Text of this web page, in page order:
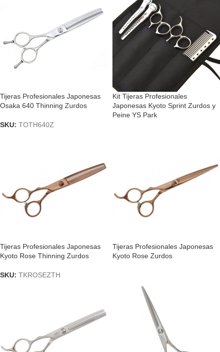
Tijeras Profesionales Japonesas
Osaka 640 Thinning Zurdos
SKU: TOTH640Z
Kit Tijeras Profesionales
Japonesas Kyoto Sprint Zurdos y
Peine YS Park
Tijeras Profesionales Japonesas
Kyoto Rose Thinning Zurdos
SKU: TKROSEZTH
Tijeras Profesionales Japonesas
Kyoto Rose Zurdos